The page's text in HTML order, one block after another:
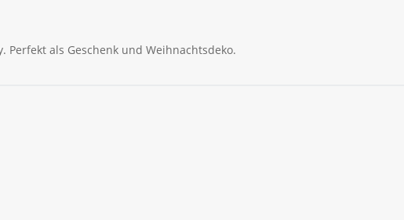
Perfekt als Geschenk und Weihnachtsdeko.